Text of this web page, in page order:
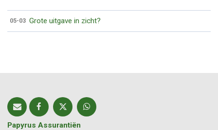
05-03 Grote uitgave in zicht?
Papyrus Assurantiën